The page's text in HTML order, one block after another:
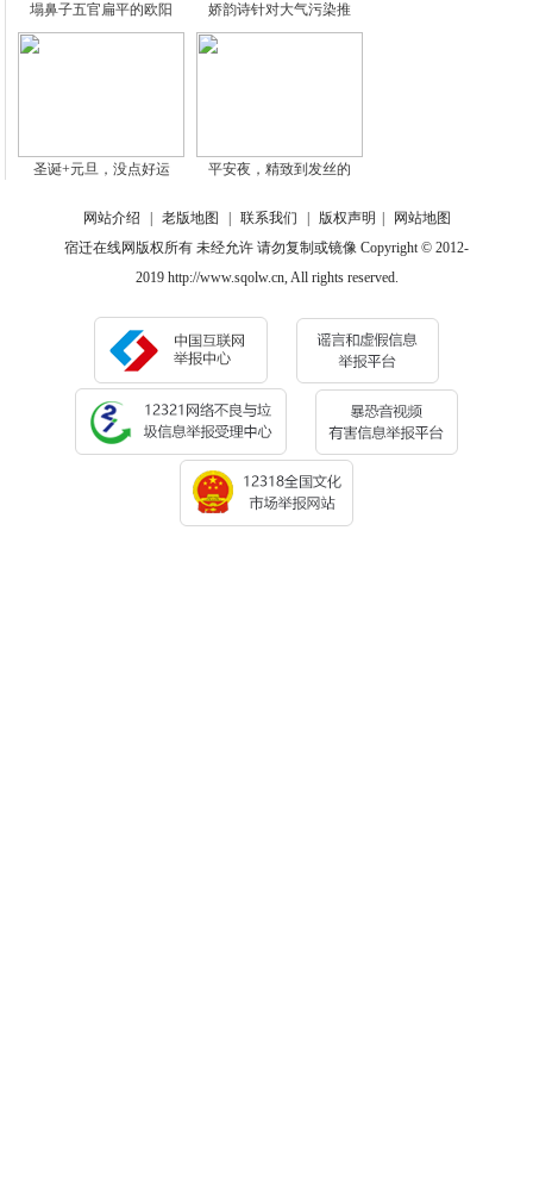
塌鼻子五官扁平的欧阳 娇韵诗针对大气污染推
圣诞+元旦，没点好运 平安夜，精致到发丝的
网站介绍 老版地图 联系我们 版权声明
网站地图
宿迁在线网版权所有 未经允许 请勿复制或镜像 Copyright © 2012-
2019 http://www.sqolw.cn, All rights reserved.